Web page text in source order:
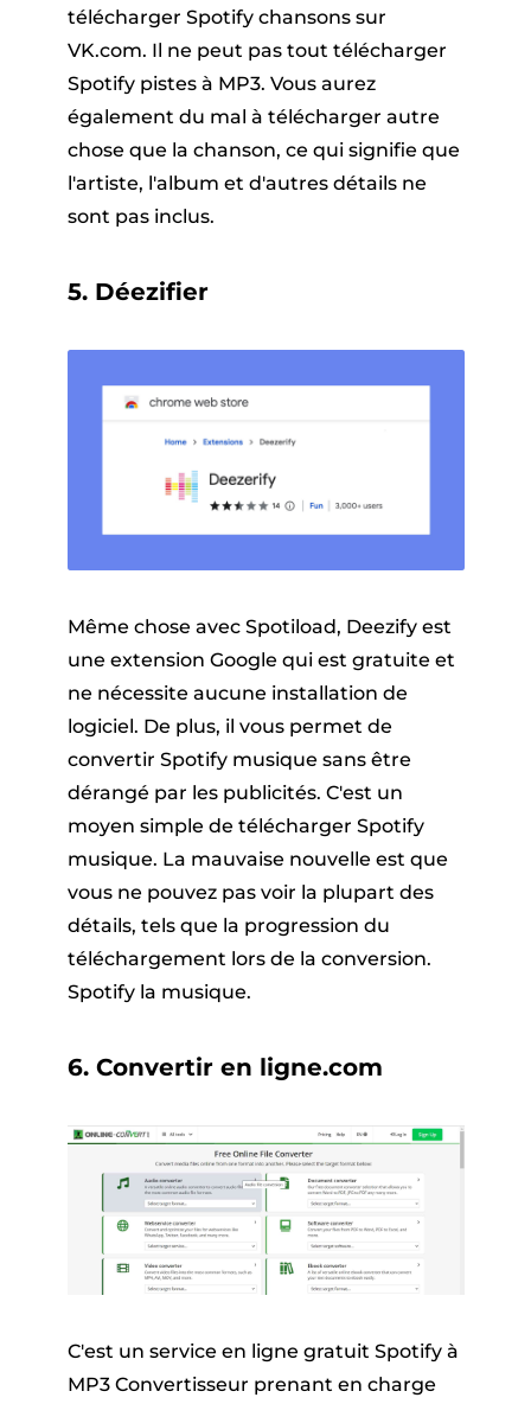
télécharger Spotify chansons sur
VK.com. Il ne peut pas tout télécharger
Spotify pistes à MP3. Vous aurez
également du mal à télécharger autre
chose que la chanson, ce qui signifie que
l'artiste, l'album et d'autres détails ne
sont pas inclus.
5. Déezifier
Même chose avec Spotiload, Deezify est
une extension Google qui est gratuite et
ne nécessite aucune installation de
logiciel. De plus, il vous permet de
convertir Spotify musique sans être
dérangé par les publicités. C'est un
moyen simple de télécharger Spotify
musique. La mauvaise nouvelle est que
vous ne pouvez pas voir la plupart des
détails, tels que la progression du
téléchargement lors de la conversion.
Spotify la musique.
6. Convertir en ligne.com
C'est un service en ligne gratuit Spotify à
MP3 Convertisseur prenant en charge